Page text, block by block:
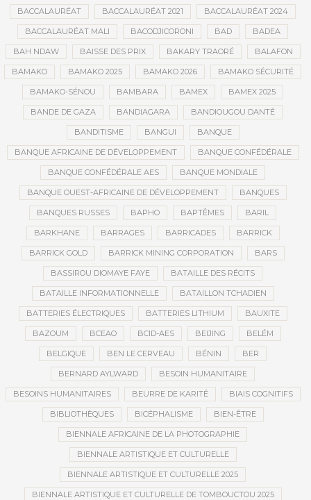
BACCALAURÉAT BACCALAURÉAT 2021 BACCALAURÉAT 2024
BACCALAURÉAT MALI BACODJICORONI BAD BADEA
BAH NDAW BAISSE DES PRIX BAKARY TRAORÉ BALAFON
BAMAKO BAMAKO 2025 BAMAKO 2026 BAMAKO SÉCURITÉ
BAMAKO-SÉNOU BAMBARA BAMEX BAMEX 2025
BANDE DE GAZA BANDIAGARA BANDIOUGOU DANTÉ
BANDITISME BANGUI BANQUE
BANQUE AFRICAINE DE DÉVELOPPEMENT BANQUE CONFÉDÉRALE
BANQUE CONFÉDÉRALE AES BANQUE MONDIALE
BANQUE OUEST-AFRICAINE DE DÉVELOPPEMENT BANQUES
BANQUES RUSSES BAPHO BAPTÊMES BARIL
BARKHANE BARRAGES BARRICADES BARRICK
BARRICK GOLD BARRICK MINING CORPORATION BARS
BASSIROU DIOMAYE FAYE BATAILLE DES RÉCITS
BATAILLE INFORMATIONNELLE BATAILLON TCHADIEN
BATTERIES ÉLECTRIQUES BATTERIES LITHIUM BAUXITE
BAZOUM BCEAO BCID-AES BEIJING BELÉM
BELGIQUE BEN LE CERVEAU BÉNIN BER
BERNARD AYLWARD BESOIN HUMANITAIRE
BESOINS HUMANITAIRES BEURRE DE KARITÉ BIAIS COGNITIFS
BIBLIOTHÈQUES BICÉPHALISME BIEN-ÊTRE
BIENNALE AFRICAINE DE LA PHOTOGRAPHIE
BIENNALE ARTISTIQUE ET CULTURELLE
BIENNALE ARTISTIQUE ET CULTURELLE 2025
BIENNALE ARTISTIQUE ET CULTURELLE DE TOMBOUCTOU 2025